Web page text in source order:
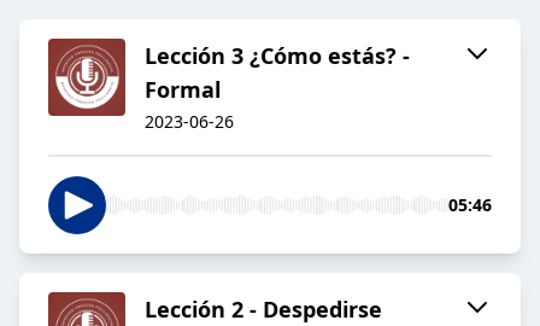
Lección 3 ¿Cómo estás? -
Formal
2023-06-26
05:46
Lección 2 - Despedirse